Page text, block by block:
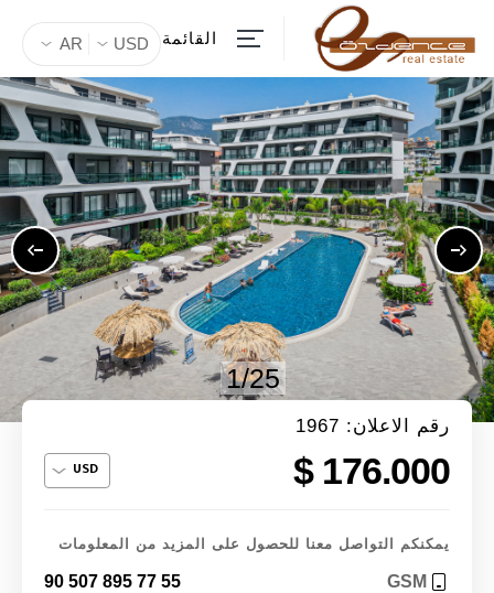
القائمة AR USD
1/25
رقم الاعلان: 1967
176.000 $
يمكنكم التواصل معنا للحصول على المزيد من المعلومات
GSM
90 507 895 77 55